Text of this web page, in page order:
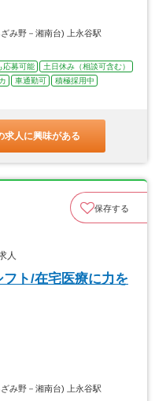
み野－湘南台) 上永谷駅
応募可能
土日休み（相談可含む）
車通勤可
積極採用中
求人に興味がある
保存する
人
フト/在宅医療に力を
み野－湘南台) 上永谷駅